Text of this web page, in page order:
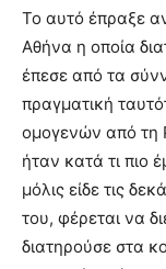
Το αυτό έπραξε
Αθήνα η οποία
έπεσε από τα
πραγματική
ομογενών από τη
ήταν κατά τι πιο
μόλις είδε τις
του, φέρεται να
διατηρούσε στα